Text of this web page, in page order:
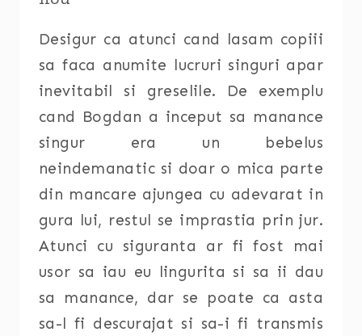
Desigur ca atunci cand lasam copiii
sa faca anumite lucruri singuri apar
inevitabil si greselile. De exemplu
cand Bogdan a inceput sa manance
singur era un bebelus
neindemanatic si doar o mica parte
din mancare ajungea cu adevarat in
gura lui, restul se imprastia prin jur.
Atunci cu siguranta ar fi fost mai
usor sa iau eu lingurita si sa ii dau
sa manance, dar se poate ca asta
sa-l fi descurajat si sa-i fi transmis